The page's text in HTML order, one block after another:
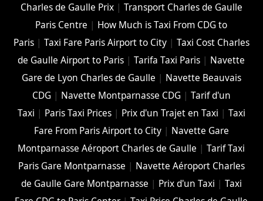
Charles de Gaulle Prix| Transport Charles de Gaulle
Paris Centre | How Much is Taxi From CDG to
Paris| Taxi Fare Paris Airport to City| Taxi Cost Charles
de Gaulle Airport to Paris |Tarifa Taxi Paris | Navette
Gare de Lyon Charles de Gaulle | Navette Beauvais
CDG | Navette Montparnasse CDG | Tarif d'un
Taxi | Paris Taxi Prices| Prix d'un Trajet en Taxi | Taxi
Fare From Paris Airport to City| Navette Gare
Montparnasse Aéroport Charles de Gaulle |Tarif Taxi
Paris Gare Montparnasse | Navette Aéroport Charles
de Gaulle Gare Montparnasse | Prix d'un Taxi | Taxi